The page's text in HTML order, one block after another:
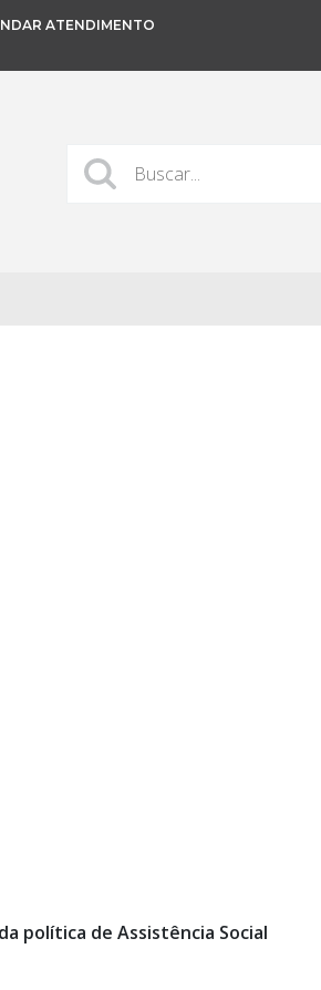
ATENDIMENTO
política de Assistência Social